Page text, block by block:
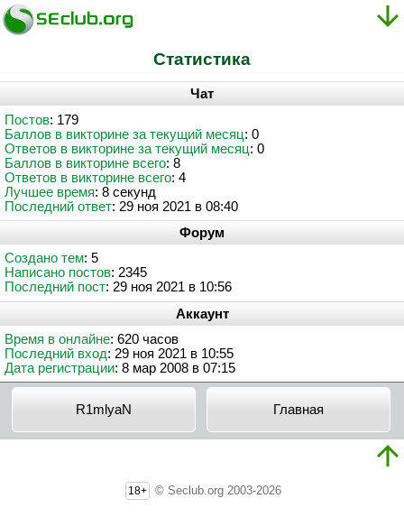
Статистика
Чат
Постов: 179
Баллов в викторине за текущий месяц: 0
Ответов в викторине за текущий месяц: 0
Баллов в викторине всего: 8
Ответов в викторине всего: 4
Лучшее время: 8 секунд
Последний ответ: 29 ноя 2021 в 08:40
Форум
Создано тем: 5
Написано постов: 2345
Последний пост: 29 ноя 2021 в 10:56
Аккаунт
Время в онлайне: 620 часов
Последний вход: 29 ноя 2021 в 10:55
Дата регистрации: 8 мар 2008 в 07:15
R1mlyaN Главная
18+ © Seclub.org 2003-2026